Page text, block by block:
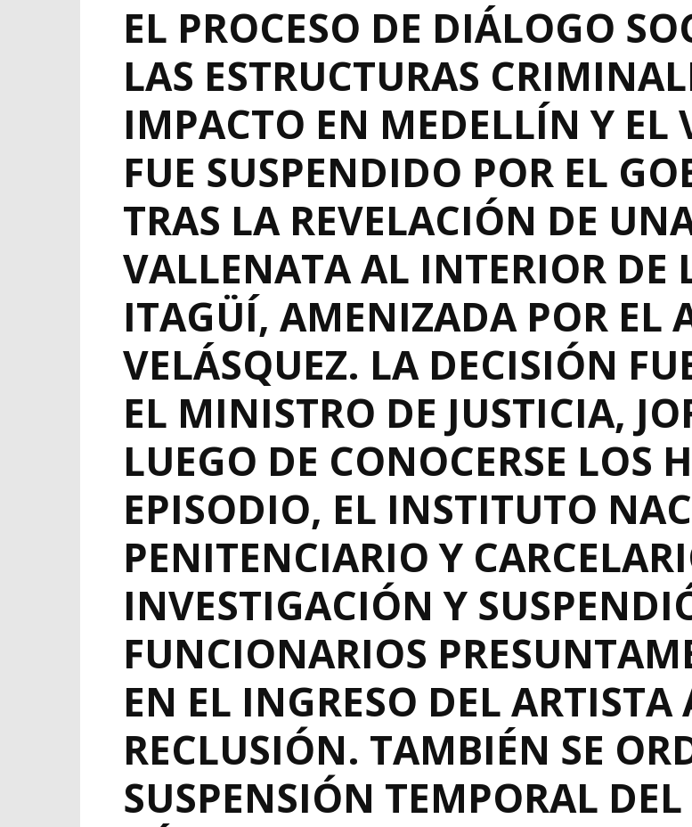
EL PROCESO DE DIÁLOGO
LAS ESTRUCTURAS
IMPACTO EN MEDELLÍN Y EL
FUE SUSPENDIDO POR EL
TRAS LA REVELACIÓN DE
VALLENATA AL INTERIOR DE
ITAGÜÍ, AMENIZADA POR EL
VELÁSQUEZ. LA DECISIÓN
EL MINISTRO DE JUSTICIA,
LUEGO DE CONOCERSE LOS
EPISODIO, EL INSTITUTO
PENITENCIARIO Y
INVESTIGACIÓN Y
FUNCIONARIOS
EN EL INGRESO DEL ARTISTA
RECLUSIÓN. TAMBIÉN SE
SUSPENSIÓN TEMPORAL